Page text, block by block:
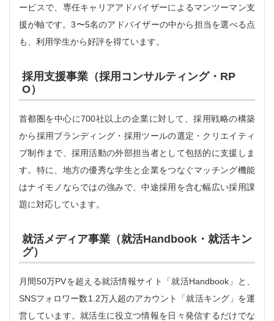
ービスで、専任キャリアアドバイザーによるマンツーマン支
援が軸です。3〜5名のアドバイザーの中から担当を選べる点
も、利用学生から好評を得ています。
採用支援事業（採用コンサルティング・RP
O）
首都圏を中心に700社以上の企業に対して、採用戦略の構築
から採用ブランディング・採用ツールの選定・クリエイティ
ブ制作まで、採用活動の外部担当者として包括的に支援しま
す。特に、地方の優秀な学生と企業をつなぐマッチング機能
はナイモノならではの強みで、中途採用を含む幅広い採用課
題に対応しています。
就活メディア事業（就活Handbook・就活キン
グ）
月間50万PVを超える就活情報サイト「就活Handbook」と、
SNSフォロワー数1.2万人超のアカウント「就活キング」を運
営しています。就活生に役立つ情報を日々発信するだけでな